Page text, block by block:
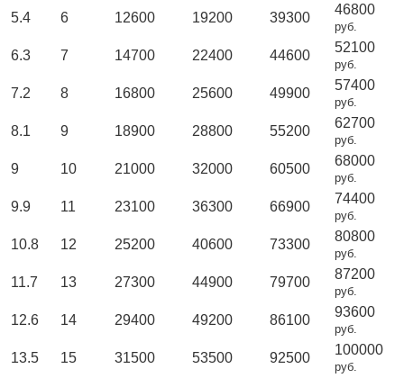
5.4 6 12600 19200 39300
46800
руб.
6.3 7 14700 22400 44600
52100
руб.
7.2 8 16800 25600 49900
57400
руб.
8.1 9 18900 28800 55200
62700
руб.
9 10 21000 32000 60500
68000
руб.
9.9 11 23100 36300 66900
74400
руб.
10.8 12 25200 40600 73300
80800
руб.
11.7 13 27300 44900 79700
87200
руб.
12.6 14 29400 49200 86100
93600
руб.
13.5 15 31500 53500 92500
100000
руб.